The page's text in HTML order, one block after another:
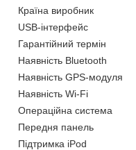
Країна виробник
USB-інтерфейс
Гарантійний термін
Наявність Bluetooth
Наявність GPS-модуля
Наявність Wi-Fi
Операційна система
Передня панель
Підтримка iPod